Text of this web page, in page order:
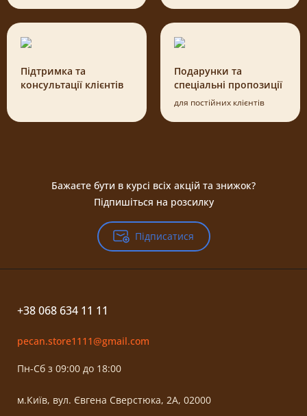
Підтримка та
консультації клієнтів
Подарунки та
спеціальні пропозиції
для постійних клієнтів
Бажаєте бути в курсі всіх акцій та знижок?
Підпишіться на розсилку
Підписатися
+38 068 634 11 11
pecan.store1111@gmail.com
Пн-Сб з 09:00 до 18:00
м.Київ, вул. Євгена Сверстюка, 2А, 02000